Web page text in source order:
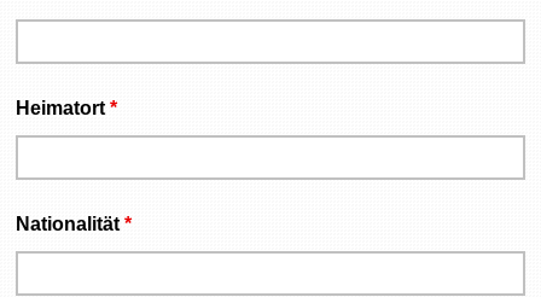
Heimatort*
Nationalität*